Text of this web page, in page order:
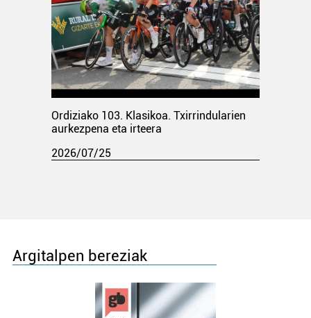
Ordiziako 103. Klasikoa. Txirrindularien
aurkezpena eta irteera
2026/07/25
Argitalpen bereziak